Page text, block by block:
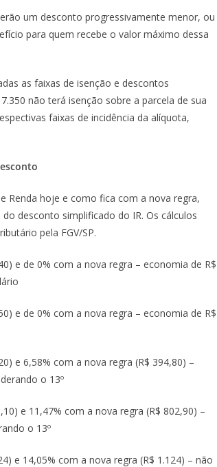
um desconto progressivamente menor, ou
para quem recebe o valor máximo dessa
as faixas de isenção e descontos
não terá isenção sobre a parcela de sua
faixas de incidência da alíquota,
Renda hoje e como fica com a nova regra,
desconto simplificado do IR. Os cálculos
pela FGV/SP.
e de 0% com a nova regra – economia de R$
e de 0% com a nova regra – economia de R$
e 6,58% com a nova regra (R$ 394,80) –
o 13º
e 11,47% com a nova regra (R$ 802,90) –
o 13º
e 14,05% com a nova regra (R$ 1.124) – não